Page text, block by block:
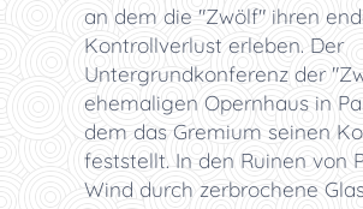
an dem die "Zwölf" ihren
Kontrollverlust erleben. Der
Untergrundkonferenz der
ehemaligen Opernhaus in
dem das Gremium seinen
feststellt. In den Ruinen von
Wind durch zerbrochene